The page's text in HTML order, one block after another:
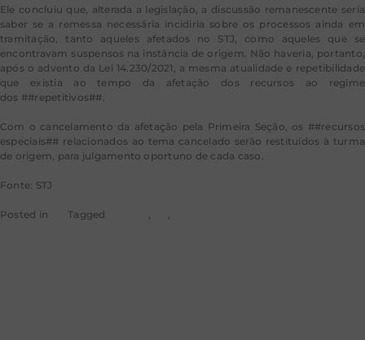
Ele concluiu que, alterada a legislação, a discussão remanescente seria
saber se a remessa necessária incidiria sobre os processos ainda em
tramitação, tanto aqueles afetados no STJ, como aqueles que se
encontravam suspensos na instância de origem. Não haveria, portanto,
após o advento da Lei 14.230/2021, a mesma atualidade e repetibilidade
que existia ao tempo da afetação dos recursos ao regime
dos ##repetitivos##.
Com o cancelamento da afetação pela Primeira Seção, os ##recursos
especiais## relacionados ao tema cancelado serão restituídos à turma
de origem, para julgamento oportuno de cada caso.
Fonte: STJ
Posted in STJTagged , ,